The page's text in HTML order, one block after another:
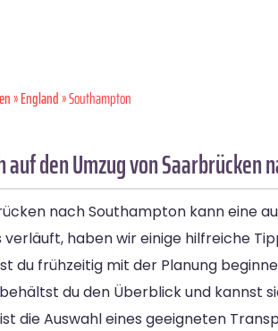
»England» Southampton
den Umzug von Saarbrücken
nach Southampton kann eine
verläuft, haben wir einige hilfreiche
du frühzeitig mit der Planung
du den Überblick und kannst
die Auswahl eines geeigneten